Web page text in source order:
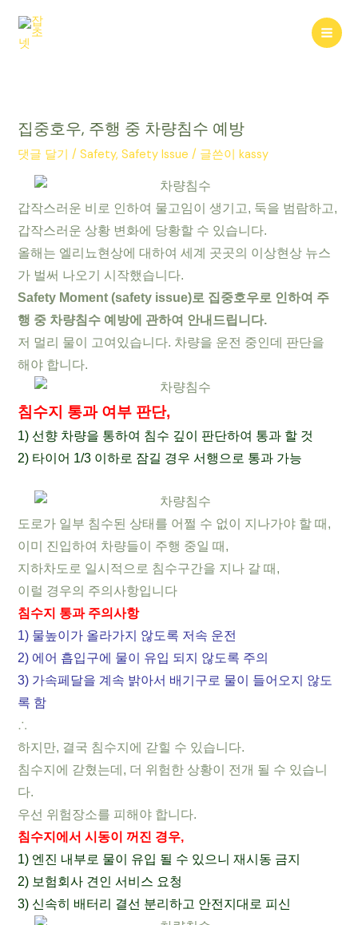
집중호우, 주행 중 차량침수 예방
댓글 달기 /Safety,Safety Issue / 글쓴이kassy
갑작스러운 비로 인하여 물고임이 생기고, 둑을 범람하고,
갑작스러운 상황 변화에 당황할 수 있습니다.
올해는 엘리뇨현상에 대하여 세계 곳곳의 이상현상 뉴스
가 벌써 나오기 시작했습니다.
Safety Moment (safety issue)로 집중호우로 인하여 주
행 중 차량침수 예방에 관하여 안내드립니다.
저 멀리 물이 고여있습니다. 차량을 운전 중인데 판단을
해야 합니다.
침수지 통과 여부 판단,
1) 선향 차량을 통하여 침수 깊이 판단하여 통과 할 것
2) 타이어 1/3 이하로 잠길 경우 서행으로 통과 가능
도로가 일부 침수된 상태를 어쩔 수 없이 지나가야 할 때,
이미 진입하여 차량들이 주행 중일 때,
지하차도로 일시적으로 침수구간을 지나 갈 때,
이럴 경우의 주의사항입니다
침수지 통과 주의사항
1) 물높이가 올라가지 않도록 저속 운전
2) 에어 흡입구에 물이 유입 되지 않도록 주의
3) 가속페달을 계속 밝아서 배기구로 물이 들어오지 않도
록 함
∴
하지만, 결국 침수지에 갇힐 수 있습니다.
침수지에 갇혔는데, 더 위험한 상황이 전개 될 수 있습니
다.
우선 위험장소를 피해야 합니다.
침수지에서 시동이 꺼진 경우,
1) 엔진 내부로 물이 유입 될 수 있으니 재시동 금지
2) 보험회사 견인 서비스 요청
3) 신속히 배터리 결선 분리하고 안전지대로 피신